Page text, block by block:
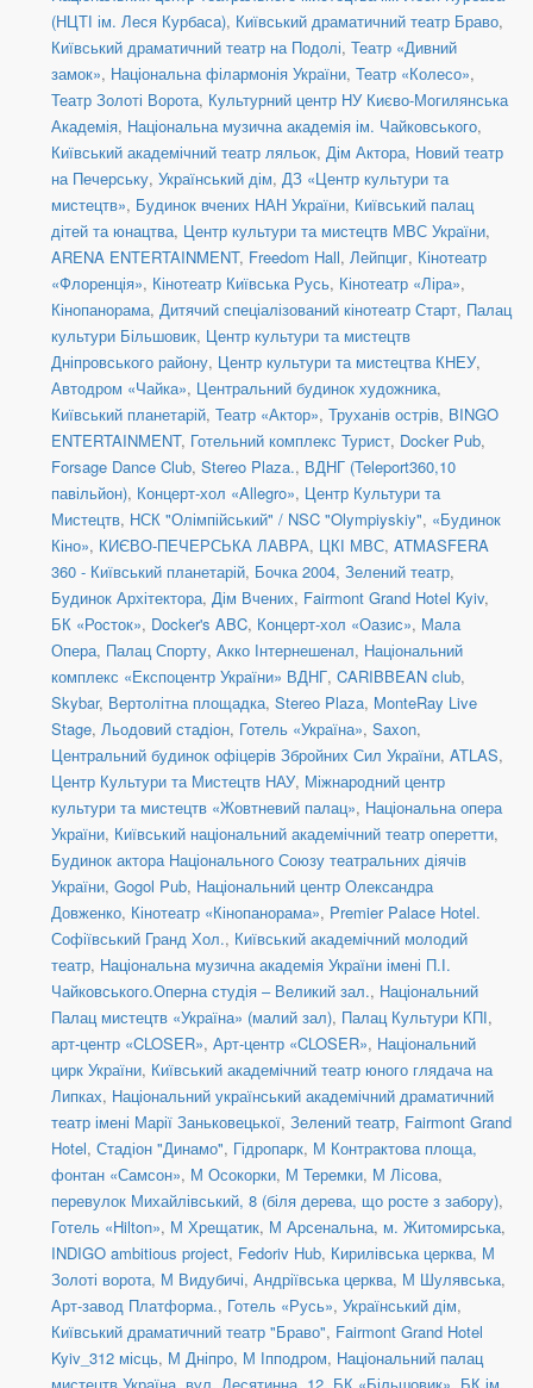
(НЦТІ ім. Леся Курбаса), Київський драматичний театр Браво,
Київський драматичний театр на Подолі, Театр «Дивний
замок», Національна філармонія України, Театр «Колесо»,
Театр Золоті Ворота, Культурний центр НУ Києво-Могилянська
Академія, Національна музична академія ім. Чайковського,
Київський академічний театр ляльок, Дім Актора, Новий театр
на Печерську, Український дім, ДЗ «Центр культури та
мистецтв», Будинок вчених НАН України, Київський палац
дітей та юнацтва, Центр культури та мистецтв МВС України,
ARENA ENTERTAINMENT, Freedom Hall, Лейпциг, Кінотеатр
«Флоренція», Кінотеатр Київська Русь, Кінотеатр «Ліра»,
Кінопанорама, Дитячий спеціалізований кінотеатр Старт, Палац
культури Більшовик, Центр культури та мистецтв
Дніпровського району, Центр культури та мистецтва КНЕУ,
Автодром «Чайка», Центральний будинок художника,
Київський планетарій, Театр «Актор», Труханів острів, BINGO
ENTERTAINMENT, Готельний комплекс Турист, Docker Pub,
Forsage Dance Club, Stereo Plaza., ВДНГ (Teleport360,10
павільйон), Концерт-хол «Allegro», Центр Культури та
Мистецтв, НСК "Олімпійський" / NSC "Olympiyskiy", «Будинок
Кіно», КИЄВО-ПЕЧЕРСЬКА ЛАВРА, ЦКІ МВС, ATMASFERA
360 - Київський планетарій, Бочка 2004, Зелений театр,
Будинок Архітектора, Дім Вчених, Fairmont Grand Hotel Kyiv,
БК «Росток», Docker's ABC, Концерт-хол «Оазис», Мала
Опера, Палац Спорту, Акко Інтернешенал, Національний
комплекс «Експоцентр України» ВДНГ, CARIBBEAN club,
Skybar, Вертолітна площадка, Stereo Plaza, MonteRay Live
Stage, Льодовий стадіон, Готель «Україна», Saxon,
Центральний будинок офіцерів Збройних Сил України, ATLAS,
Центр Культури та Мистецтв НАУ, Міжнародний центр
культури та мистецтв «Жовтневий палац», Національна опера
України, Київський національний академічний театр оперетти,
Будинок актора Національного Союзу театральних діячів
України, Gogol Pub, Національний центр Олександра
Довженко, Кінотеатр «Кінопанорама», Premier Palace Hotel.
Софіївський Гранд Хол., Київський академічний молодий
театр, Національна музична академія України імені П.І.
Чайковського.Оперна студія – Великий зал., Національний
Палац мистецтв «Україна» (малий зал), Палац Культури КПІ,
арт-центр «CLOSER», Арт-центр «CLOSER», Національний
цирк України, Київський академічний театр юного глядача на
Липках, Національний український академічний драматичний
театр імені Марії Заньковецької, Зелений театр, Fairmont Grand
Hotel, Стадіон "Динамо", Гідропарк, М Контрактова площа,
фонтан «Самсон», М Осокорки, М Теремки, М Лісова,
перевулок Михайлівський, 8 (біля дерева, що росте з забору),
Готель «Hilton», М Хрещатик, М Арсенальна, м. Житомирська,
INDIGO ambitious project, Fedoriv Hub, Кирилівська церква, М
Золоті ворота, М Видубичі, Андріївська церква, М Шулявська,
Арт-завод Платформа., Готель «Русь», Український дім,
Київський драматичний театр "Браво", Fairmont Grand Hotel
Kyiv_312 місць, М Дніпро, М Іпподром, Національний палац